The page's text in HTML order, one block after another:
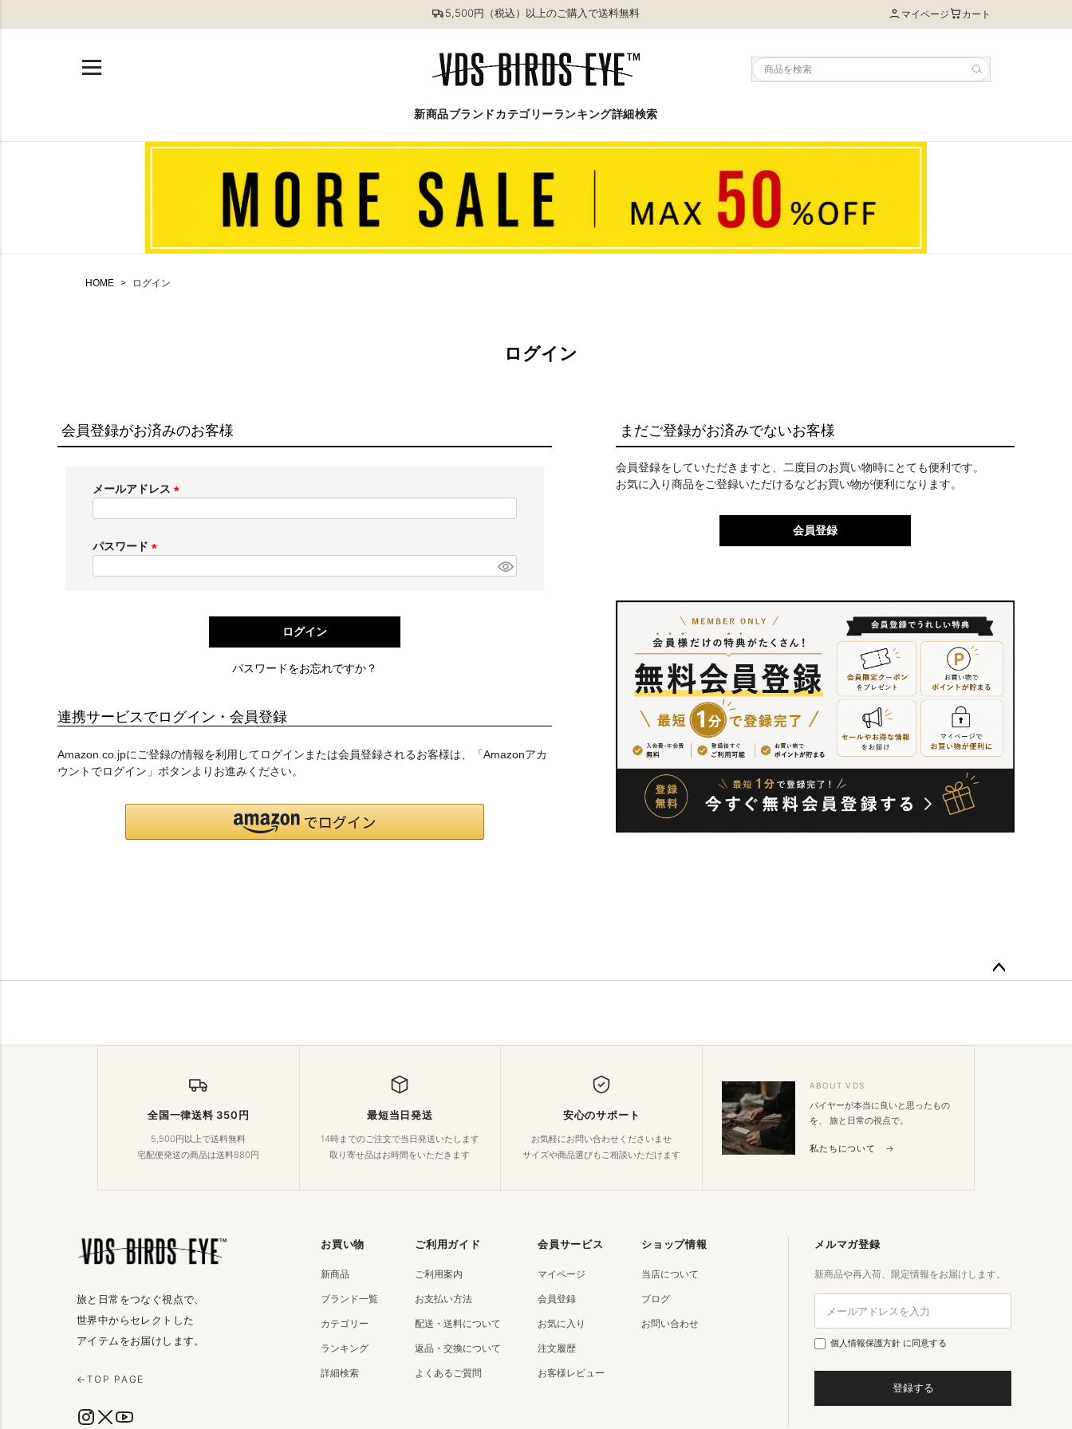
5,500円（税込）以上のご購入で送料無料 マイページ カート
新商品ブランドカテゴリーランキング詳細検索
HOME ログイン
ログイン
会員登録がお済みのお客様
メールアドレス
)
パスワード
ログイン
パスワードをお忘れですか？
連携サービスでログイン・会員登録
Amazon.co.jpにご登録の情報を利用してログインまたは会員登録されるお客様は、「Amazonアカ
ウントでログイン」ボタンよりお進みください。
まだご登録がお済みでないお客様
会員登録をしていただきますと、二度目のお買い物時にとても便利です。
お気に入り商品をご登録いただけるなどお買い物が便利になります。
会員登録
全国一律送料 350円
5,500円以上で送料無料
宅配便発送の商品は送料880円
最短当日発送
14時までのご注文で当日発送いたします
取り寄せ品はお時間をいただきます
安心のサポート
お気軽にお問い合わせくださいませ
サイズや商品選びもご相談いただけます
ABOUT VDS
バイヤーが本当に良いと思ったもの
を、 旅と日常の視点で。
私たちについて →
旅と日常をつなぐ視点で、
世界中からセレクトした
アイテムをお届けします。
← TOP PAGE
お買い物
新商品
ブランド一覧
カテゴリー
ランキング
詳細検索
ご利用ガイド
ご利用案内
お支払い方法
配送・送料について
返品・交換について
よくあるご質問
会員サービス
マイページ
会員登録
お気に入り
注文履歴
お客様レビュー
ショップ情報
当店について
ブログ
お問い合わせ
メルマガ登録
新商品や再入荷、限定情報をお届けします。
個人情報保護方針 に同意する
登録する